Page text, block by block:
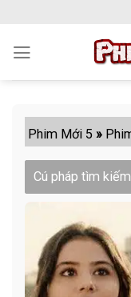
content
Phim Mới 5 »
Cú pháp tìm